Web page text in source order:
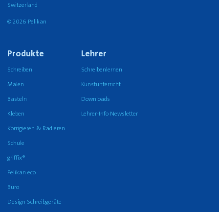
Switzerland
© 2026 Pelikan
Produkte
Schreiben
Malen
Basteln
Kleben
Korrigieren & Radieren
Schule
griffix®
Pelikan eco
Büro
Design Schreibgeräte
Lehrer
Schreibenlernen
Kunstunterricht
Downloads
Lehrer-Info Newsletter